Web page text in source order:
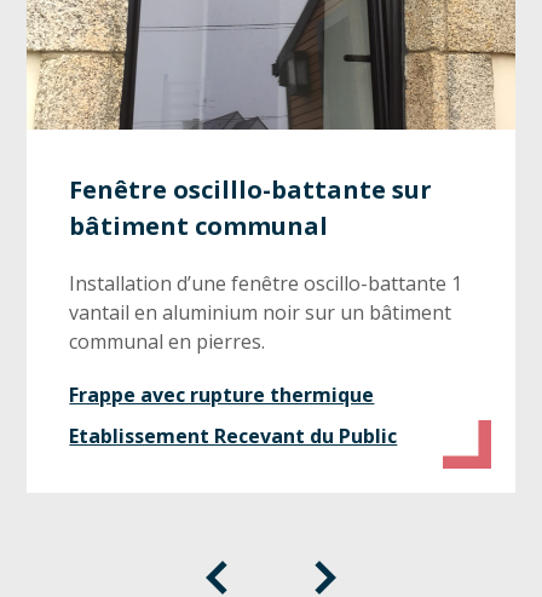
Fenêtre oscilllo-battante sur
bâtiment communal
Installation d’une fenêtre oscillo-battante 1
vantail en aluminium noir sur un bâtiment
communal en pierres.
Frappe avec rupture thermique
Etablissement Recevant du Public